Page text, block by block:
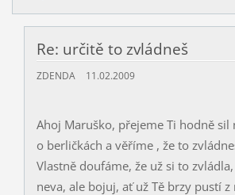
Re: určitě to zvládneš
ZDENDA 11.02.2009
Ahoj Maruško, přejeme Ti hodně sil
o berličkách a věříme , že to
Vlastně doufáme, že už si to
neva, ale bojuj, ať už Tě brzy pustí z